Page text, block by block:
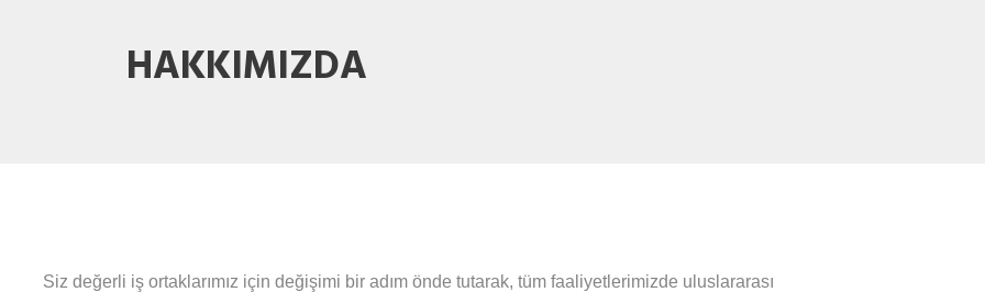
HAKKIMIZDA
Siz değerli iş ortaklarımız için değişimi bir adım önde tutarak, tüm faaliyetlerimizde uluslararası